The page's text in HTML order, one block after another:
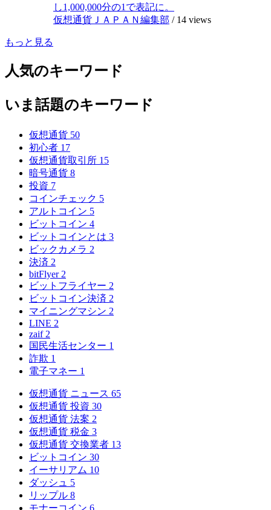
し1,000,000分の1で表記に。
仮想通貨ＪＡＰＡＮ編集部 / 14 views
もっと見る
人気のキーワード
いま話題のキーワード
仮想通貨 50
初心者 17
仮想通貨取引所 15
暗号通貨 8
投資 7
コインチェック 5
アルトコイン 5
ビットコイン 4
ビットコインとは 3
ビックカメラ 2
決済 2
bitFlyer 2
ビットフライヤー 2
ビットコイン決済 2
マイニングマシン 2
LINE 2
zaif 2
国民生活センター 1
詐欺 1
電子マネー 1
仮想通貨 ニュース 65
仮想通貨 投資 30
仮想通貨 法案 2
仮想通貨 税金 3
仮想通貨 交換業者 13
ビットコイン 30
イーサリアム 10
ダッシュ 5
リップル 8
モナーコイン 6